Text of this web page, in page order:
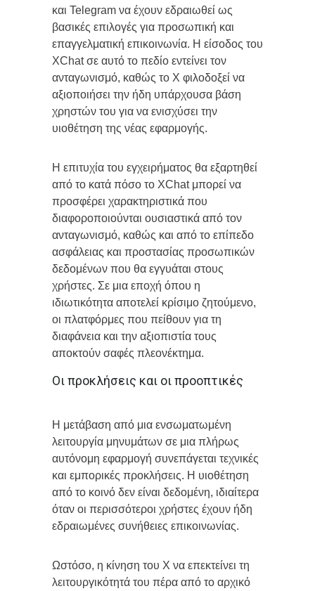
και Telegram να έχουν εδραιωθεί ως
βασικές επιλογές για προσωπική και
επαγγελματική επικοινωνία. Η είσοδος του
XChat σε αυτό το πεδίο εντείνει τον
ανταγωνισμό, καθώς το X φιλοδοξεί να
αξιοποιήσει την ήδη υπάρχουσα βάση
χρηστών του για να ενισχύσει την
υιοθέτηση της νέας εφαρμογής.
Η επιτυχία του εγχειρήματος θα εξαρτηθεί
από το κατά πόσο το XChat μπορεί να
προσφέρει χαρακτηριστικά που
διαφοροποιούνται ουσιαστικά από τον
ανταγωνισμό, καθώς και από το επίπεδο
ασφάλειας και προστασίας προσωπικών
δεδομένων που θα εγγυάται στους
χρήστες. Σε μια εποχή όπου η
ιδιωτικότητα αποτελεί κρίσιμο ζητούμενο,
οι πλατφόρμες που πείθουν για τη
διαφάνεια και την αξιοπιστία τους
αποκτούν σαφές πλεονέκτημα.
Οι προκλήσεις και οι προοπτικές
Η μετάβαση από μια ενσωματωμένη
λειτουργία μηνυμάτων σε μια πλήρως
αυτόνομη εφαρμογή συνεπάγεται τεχνικές
και εμπορικές προκλήσεις. Η υιοθέτηση
από το κοινό δεν είναι δεδομένη, ιδιαίτερα
όταν οι περισσότεροι χρήστες έχουν ήδη
εδραιωμένες συνήθειες επικοινωνίας.
Ωστόσο, η κίνηση του X να επεκτείνει τη
λειτουργικότητά του πέρα από το αρχικό